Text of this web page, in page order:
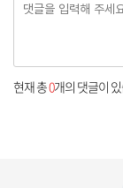
현재 총0개의 댓글이